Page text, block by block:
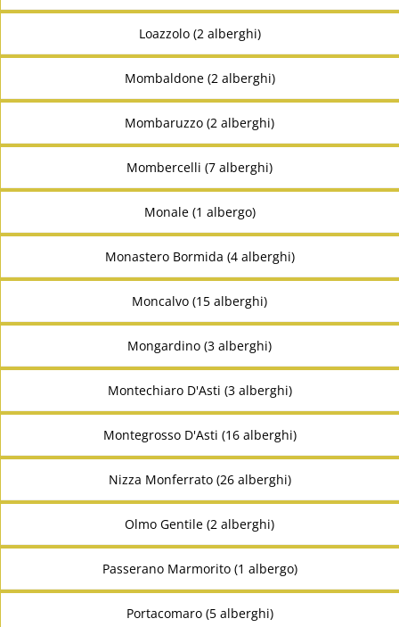
Loazzolo (2 alberghi)
Mombaldone (2 alberghi)
Mombaruzzo (2 alberghi)
Mombercelli (7 alberghi)
Monale (1 albergo)
Monastero Bormida (4 alberghi)
Moncalvo (15 alberghi)
Mongardino (3 alberghi)
Montechiaro D'Asti (3 alberghi)
Montegrosso D'Asti (16 alberghi)
Nizza Monferrato (26 alberghi)
Olmo Gentile (2 alberghi)
Passerano Marmorito (1 albergo)
Portacomaro (5 alberghi)